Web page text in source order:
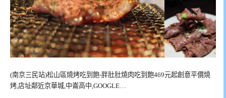
(南京三民站)松山區燒烤吃到飽-胖肚肚燒肉吃到飽469元起創意平價燒
烤,店址鄰近京華城,中崙高中,GOOGLE…